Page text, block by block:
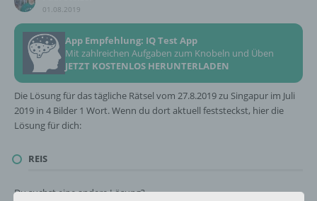
01.08.2019
App Empfehlung: IQ Test App
Mit zahlreichen Aufgaben zum Knobeln und Üben
JETZT KOSTENLOS HERUNTERLADEN
Die Lösung für das tägliche Rätsel vom 27.8.2019 zu Singapur im Juli
2019 in 4 Bilder 1 Wort. Wenn du dort aktuell feststeckst, hier die
Lösung für dich:
REIS
Du suchst eine andere Lösung?